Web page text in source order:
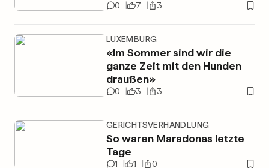
0 7 3
LUXEMBURG
«Im Sommer sind wir die
ganze Zeit mit den Hunden
draußen»
0 3 3
GERICHTSVERHANDLUNG
So waren Maradonas letzte
Tage
1 1 0